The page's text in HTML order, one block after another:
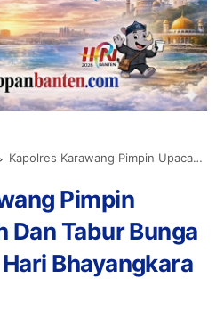
Kapolres Karawang Pimpin Upacara Ziarah Dan Tabur Bunga Dalam Rangka Hari Bhayangkara Ke-78 Di TMP
Pimpin
Dan Tabur Bunga
Bhayangkara